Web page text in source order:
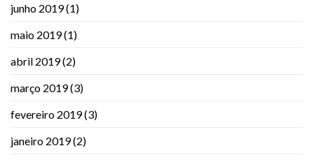
junho 2019(1)
maio 2019(1)
abril 2019(2)
março 2019(3)
fevereiro 2019(3)
janeiro 2019(2)